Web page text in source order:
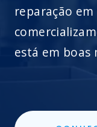
reparação
está em boas